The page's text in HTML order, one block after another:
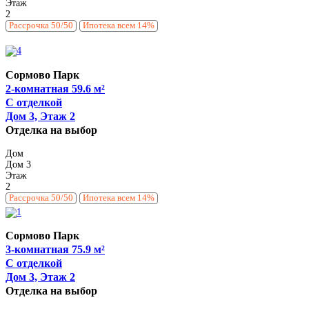
Этаж
2
Рассрочка 50/50 Ипотека всем 14%
Сормово Парк
2-комнатная 59.6 м²
С отделкой
Дом 3, Этаж 2
Отделка на выбор
Дом
Дом 3
Этаж
2
Рассрочка 50/50 Ипотека всем 14%
Сормово Парк
3-комнатная 75.9 м²
С отделкой
Дом 3, Этаж 2
Отделка на выбор